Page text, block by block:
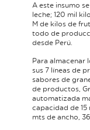
A este insumo
leche; 120 mil
M de kilos de
todo de
desde Perú.
Para almacenar
sus 7 líneas de
sabores de
de productos,
automatizada
capacidad de 15
mts de ancho,